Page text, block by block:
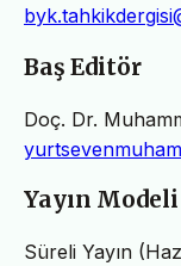
Baş Editör
Doç. Dr.
Yayın Modeli
Süreli Yayın